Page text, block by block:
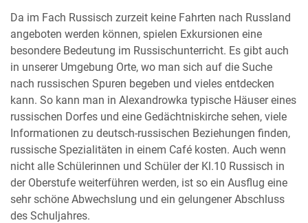
Da im Fach Russisch zurzeit keine Fahrten nach Russland
angeboten werden können, spielen Exkursionen eine
besondere Bedeutung im Russischunterricht. Es gibt auch
in unserer Umgebung Orte, wo man sich auf die Suche
nach russischen Spuren begeben und vieles entdecken
kann. So kann man in Alexandrowka typische Häuser eines
russischen Dorfes und eine Gedächtniskirche sehen, viele
Informationen zu deutsch-russischen Beziehungen finden,
russische Spezialitäten in einem Café kosten. Auch wenn
nicht alle Schülerinnen und Schüler der Kl.10 Russisch in
der Oberstufe weiterführen werden, ist so ein Ausflug eine
sehr schöne Abwechslung und ein gelungener Abschluss
des Schuljahres.